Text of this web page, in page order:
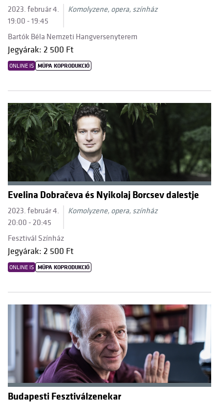
2023. február 4.
19:00 - 19:45
Komolyzene, opera, színház
Bartók Béla Nemzeti Hangversenyterem
Jegyárak: 2 500 Ft
ONLINE IS MÜPA KOPRODUKCIÓ
Evelina Dobračeva és Nyikolaj Borcsev dalestje
2023. február 4.
20:00 - 20:45
Komolyzene, opera, színház
Fesztivál Színház
Jegyárak: 2 500 Ft
ONLINE IS MÜPA KOPRODUKCIÓ
Budapesti Fesztiválzenekar